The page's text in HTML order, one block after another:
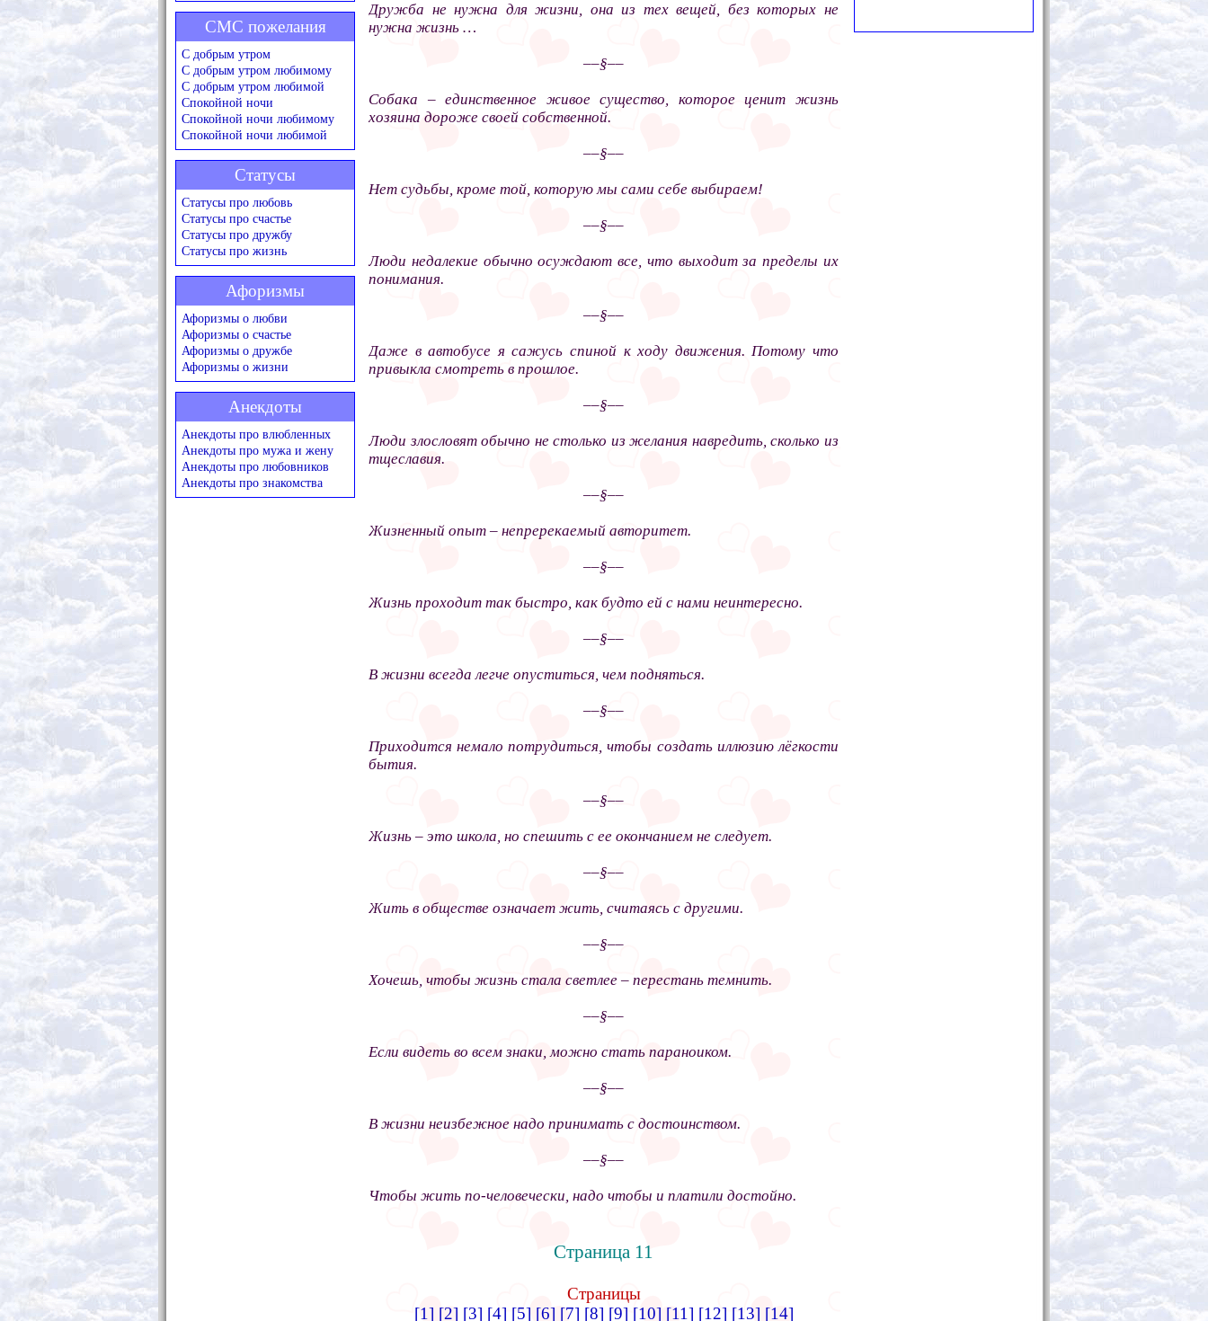
Дружба не нужна для жизни, она из тех вещей, без которых не
нужна жизнь …
––§––
Собака – единственное живое существо, которое ценит жизнь
хозяина дороже своей собственной.
––§––
Нет судьбы, кроме той, которую мы сами себе выбираем!
––§––
Люди недалекие обычно осуждают все, что выходит за пределы их
понимания.
––§––
Даже в автобусе я сажусь спиной к ходу движения. Потому что
привыкла смотреть в прошлое.
––§––
Люди злословят обычно не столько из желания навредить, сколько из
тщеславия.
––§––
Жизненный опыт – непререкаемый авторитет.
––§––
Жизнь проходит так быстро, как будто ей с нами неинтересно.
––§––
В жизни всегда легче опуститься, чем подняться.
––§––
Приходится немало потрудиться, чтобы создать иллюзию лёгкости
бытия.
––§––
Жизнь – это школа, но спешить с ее окончанием не следует.
––§––
Жить в обществе означает жить, считаясь с другими.
––§––
Хочешь, чтобы жизнь стала светлее – перестань темнить.
––§––
Если видеть во всем знаки, можно стать параноиком.
––§––
В жизни неизбежное надо принимать с достоинством.
––§––
Чтобы жить по-человечески, надо чтобы и платили достойно.
Страница 11
Страницы
[1] [2] [3] [4] [5] [6] [7] [8] [9] [10] [11] [12] [13] [14]
СМС пожелания
С добрым утром
С добрым утром любимому
С добрым утром любимой
Спокойной ночи
Спокойной ночи любимому
Спокойной ночи любимой
Статусы
Статусы про любовь
Статусы про счастье
Статусы про дружбу
Статусы про жизнь
Афоризмы
Афоризмы о любви
Афоризмы о счастье
Афоризмы о дружбе
Афоризмы о жизни
Анекдоты
Анекдоты про влюбленных
Анекдоты про мужа и жену
Анекдоты про любовников
Анекдоты про знакомства